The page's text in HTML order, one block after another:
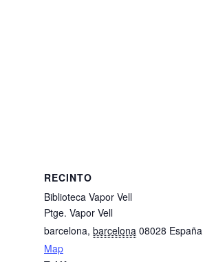
RECINTO
Biblioteca Vapor Vell
Ptge. Vapor Vell
barcelona, barcelona 08028 España
Map